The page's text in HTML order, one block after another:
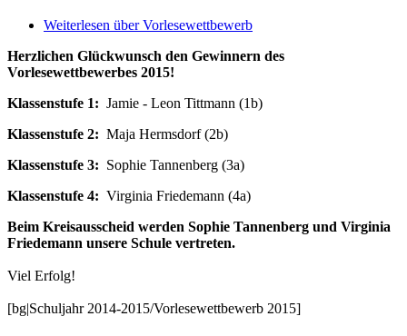
Weiterlesen über Vorlesewettbewerb
Herzlichen Glückwunsch den Gewinnern des
Vorlesewettbewerbes 2015!
Klassenstufe 1: Jamie - Leon Tittmann (1b)
Klassenstufe 2: Maja Hermsdorf (2b)
Klassenstufe 3: Sophie Tannenberg (3a)
Klassenstufe 4: Virginia Friedemann (4a)
Beim Kreisausscheid werden Sophie Tannenberg und Virginia
Friedemann unsere Schule vertreten.
Viel Erfolg!
[bg|Schuljahr 2014-2015/Vorlesewettbewerb 2015]